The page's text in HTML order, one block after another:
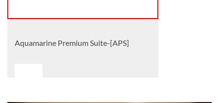
Aquamarine Premium Suite-[APS]